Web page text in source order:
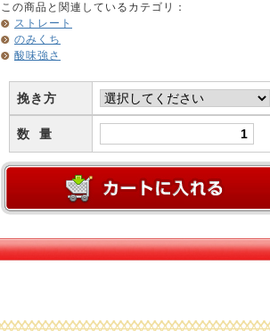
この商品と関連しているカテゴリ：
ストレート
のみくち
酸味強さ
挽き方
数 量